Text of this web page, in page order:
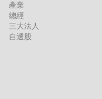
產業
總經
三大法人
自選股